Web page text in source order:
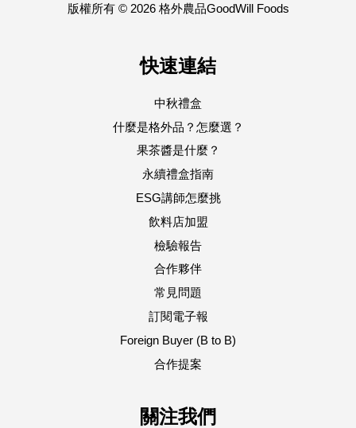
版權所有 © 2026 格外農品GoodWill Foods
快速連結
中秋禮盒
什麼是格外品？怎麼選？
果茶醬是什麼？
永續禮盒指南
ESG講師怎麼挑
飲料店加盟
檢驗報告
合作夥伴
常見問題
訂閱電子報
Foreign Buyer (B to B)
合作提案
關注我們